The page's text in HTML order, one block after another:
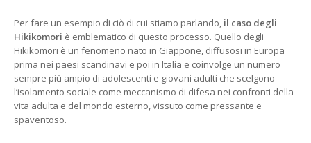
Per fare un esempio di ciò di cui stiamo parlando, il caso degli
Hikikomori è emblematico di questo processo. Quello degli
Hikikomori è un fenomeno nato in Giappone, diffusosi in Europa
prima nei paesi scandinavi e poi in Italia e coinvolge un numero
sempre più ampio di adolescenti e giovani adulti che scelgono
l’isolamento sociale come meccanismo di difesa nei confronti della
vita adulta e del mondo esterno, vissuto come pressante e
spaventoso.